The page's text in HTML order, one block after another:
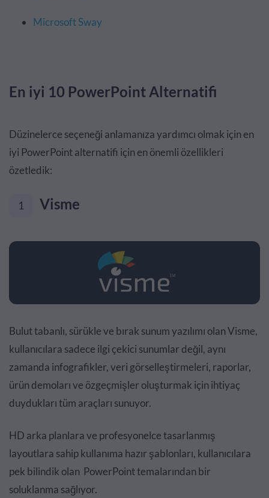
Microsoft Sway
En iyi 10 PowerPoint Alternatifi
Düzinelerce seçeneği anlamanıza yardımcı olmak için en
iyi PowerPoint alternatifi için en önemli özellikleri
özetledik:
1 Visme
Bulut tabanlı, sürükle ve bırak sunum yazılımı olan Visme,
kullanıcılara sadece ilgi çekici sunumlar değil, aynı
zamanda infografikler, veri görselleştirmeleri, raporlar,
ürün demoları ve özgeçmişler oluşturmak için ihtiyaç
duydukları tüm araçları sunuyor.
HD arka planlara ve profesyonelce tasarlanmış
layoutlara sahip kullanıma hazır şablonları, kullanıcılara
pek bilindik olan PowerPoint temalarından bir
soluklanma sağlıyor.